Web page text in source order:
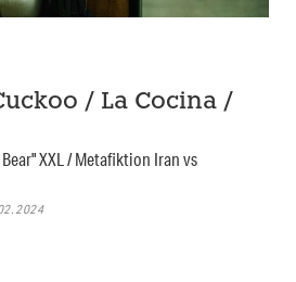
/ La Cocina /
XXL / Metafiktion Iran vs